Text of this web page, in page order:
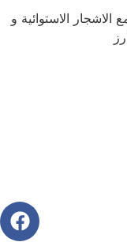
الاستوائية و